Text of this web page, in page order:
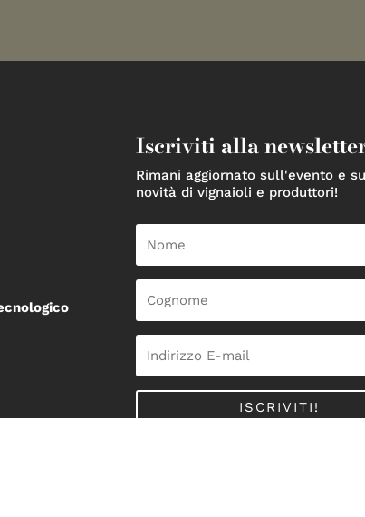
Iscriviti alla
Rimani aggiornato sull'evento e
novità di vignaioli e produttori!
ISCRIVITI!